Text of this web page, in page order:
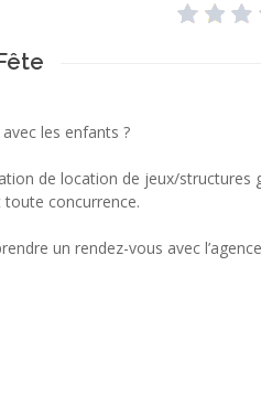
les enfants ?
de location de jeux/structures
concurrence.
un rendez-vous avec